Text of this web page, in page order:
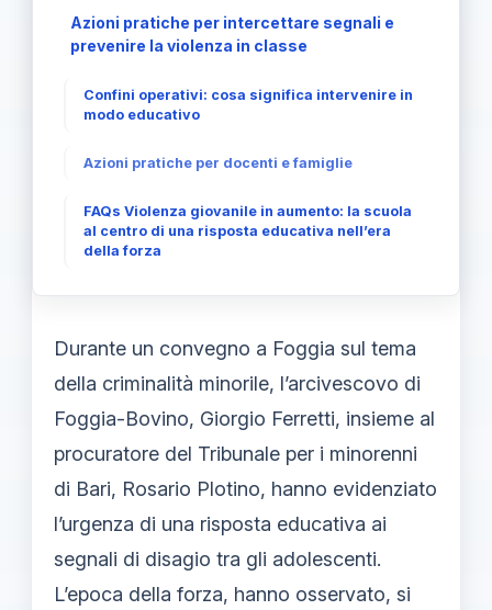
Azioni pratiche per intercettare segnali e
prevenire la violenza in classe
Confini operativi: cosa significa intervenire in
modo educativo
Azioni pratiche per docenti e famiglie
FAQs Violenza giovanile in aumento: la scuola
al centro di una risposta educativa nell’era
della forza
Durante un convegno a Foggia sul tema
della criminalità minorile, l’arcivescovo di
Foggia-Bovino, Giorgio Ferretti, insieme al
procuratore del Tribunale per i minorenni
di Bari, Rosario Plotino, hanno evidenziato
l’urgenza di una risposta educativa ai
segnali di disagio tra gli adolescenti.
L’epoca della forza, hanno osservato, si